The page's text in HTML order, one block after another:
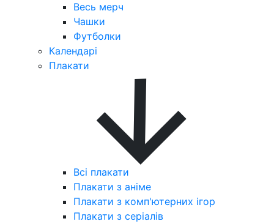
Весь мерч
Чашки
Футболки
Календарі
Плакати
Всі плакати
Плакати з аніме
Плакати з комп'ютерних ігор
Плакати з серіалів